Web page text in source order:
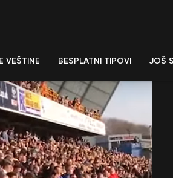
VEŠTINE BESPLATNI TIPOVI JOŠ